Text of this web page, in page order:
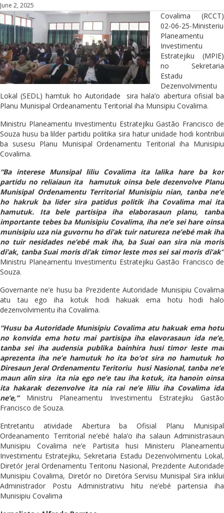
June 2, 2025
Covalima (RCCT)
02-06-25-Ministeriu
Planeamentu
Investimentu
Estratejiku (MPIE)
no Sekretaria
Estadu
Dezenvolvimentu
Lokal (SEDL) hamtuk ho Autoridade sira hala’o abertura ofisial ba
Planu Munisipal Ordeanamentu Teritorial iha Munsipiu Covalima.
Ministru Planeamentu Investimentu Estratejiku Gastão Francisco de
Souza husu ba lilder partidu politika sira hatur unidade hodi kontribui
ba susesu Planu Munisipal Ordenamentu Teritorial iha Munisipiu
Covalima.
“Ba interese Munsipal liliu Covalima ita lalika hare ba kor
partidu no reliaiaun ita hamutuk oinsa bele dezenvolve Planu
Munisipal Ordenamentu Territorial Munisipiu nian, tanba ne’e
ho hakruk ba lider sira patidus politik iha Covalima mai ita
hamutuk. Ita bele partisipa iha elaborasaun planu, tanba
importante tebes ba Munisipiu Covalima, iha ne’e sei hare oinsa
munisipiu uza nia guvornu ho di’ak tuir natureza ne’ebé mak iha
no tuir nesidades ne’ebé mak iha, ba Suai oan sira nia moris
di’ak, tanba Suai moris di’ak timor leste mos sei sai moris di’ak”
Ministru Planeamentu Investimentu Estratejiku Gastão Francisco de
Souza.
Governante ne’e husu ba Prezidente Autoridade Munisipiu Covalima
atu tau ego iha kotuk hodi hakuak ema hotu hodi halo
dezenvolvimentu iha Covalima.
“Husu ba Autoridade Munisipiu Covalima atu hakuak ema hotu
no konvida ema hotu mai partisipa iha elavorasaun ida ne’e,
tanba sei iha audensia publika bainhira husi timor leste mai
aprezenta iha ne’e hamutuk ho ita bo’ot sira no hamutuk ho
Diresaun Jeral Ordenamentu Teritoriu husi Nasional, tanba ne’e
maun alin sira ita nia ego ne’e tau iha kotuk, ita hanoin oinsa
ita hakarak dezenvolve ita nia rai ne’e liliu iha Covalima ida
ne’e,”Ministru Planeamentu Investimentu Estratejiku Gastão
Francisco de Souza.
Entretantu atividade Abertura ba Ofisial Planu Munisipal
Ordeanamento Territorial ne’ebé hala’o iha salaun Administrasaun
Munisipiu Covalima ne’e Partisita husi Ministeru Planeamentu
Investimentu Estratejiku, Sekretaria Estadu Dezenvolvimentu Lokal,
Diretór Jeral Ordenamentu Teritoriu Nasional, Prezidente Autoridade
Munisipiu Covalima, Diretór no Diretóra Servisu Munisipal Sira inklui
Administrador Postu Administrativu hitu ne’ebé partensia iha
Munisipiu Covalima